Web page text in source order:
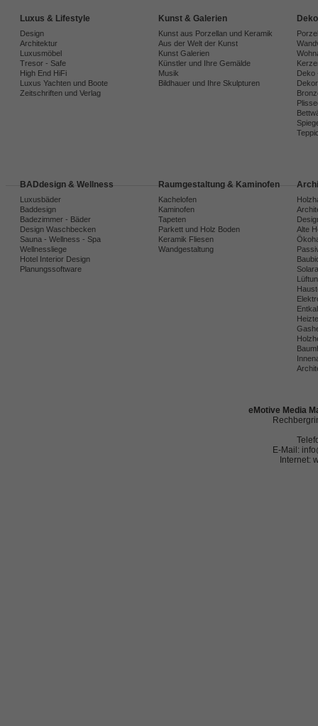
Luxus & Lifestyle
Design
Architektur
Luxusmöbel
Tresor - Safe
High End HiFi
Luxus Yachten und Boote
Zeitschriften und Verlag
Kunst & Galerien
Kunst aus Porzellan und Keramik
Aus der Welt der Kunst
Kunst Galerien
Künstler und Ihre Gemälde
Musik
Bildhauer und Ihre Skulpturen
Deko
BADdesign & Wellness
Luxusbäder
Baddesign
Badezimmer - Bäder
Design Waschbecken
Sauna - Wellness - Spa
Wellnessliege
Hotel Interior Design
Planungssoftware
Raumgestaltung & Kaminofen
Kachelofen
Kaminofen
Tapeten
Parkett und Holz Boden
Keramik Fliesen
Wandgestaltung
Alte
eMotive Media
E-Mail:
Internet: